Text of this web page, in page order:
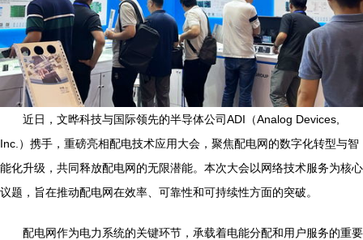
近日，文晔科技与国际领先的半导体公司ADI（Analog Devices,
Inc.）携手，重磅亮相配电技术应用大会，聚焦配电网的数字化转型与智
能化升级，共同释放配电网的无限潜能。本次大会以网络技术服务为核心
议题，旨在推动配电网在效率、可靠性和可持续性方面的突破。
配电网作为电力系统的关键环节，承载着电能分配和用户服务的重要